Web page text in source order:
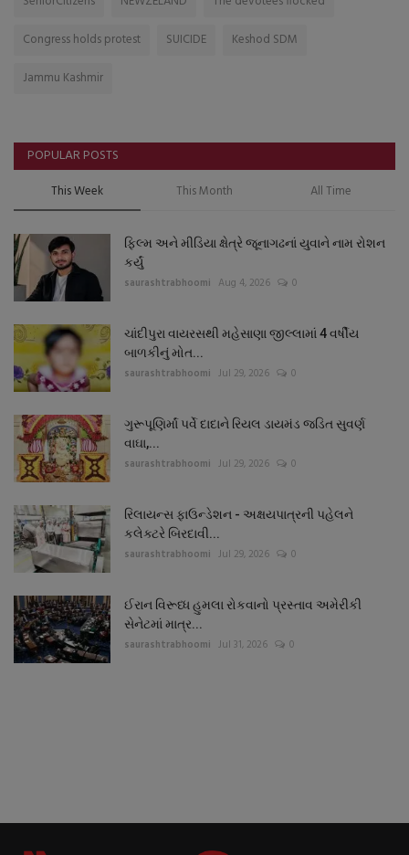
Congress holds protest
SUICIDE
Keshod SDM
Jammu Kashmir
POPULAR POSTS
This Week This Month All Time
ફિલ્મ અને મીડિયા ક્ષેત્રે જૂનાગઢનાં યુવાને નામ રોશન
કર્યું
saurashtrabhoomi Aug 4, 2026 0
ચાંદીપુરા વાયરસથી મહેસાણા જીલ્લામાં 4 વર્ષીય
બાળકીનું મોત...
saurashtrabhoomi Jul 29, 2026 0
ગુરૂપૂણિર્માં પર્વે દાદાને રિયલ ડાયમંડ જડિત સુવર્ણ
વાઘા,...
saurashtrabhoomi Jul 29, 2026 0
રિલાયન્સ ફાઉન્ડેશન - અક્ષયપાત્રની પહેલને
કલેક્ટરે બિરદાવી...
saurashtrabhoomi Jul 29, 2026 0
ઈરાન વિરૂધ્ધ હુમલા રોકવાનો પ્રસ્તાવ અમેરીકી
સેનેટમાં માત્ર...
saurashtrabhoomi Jul 31, 2026 0